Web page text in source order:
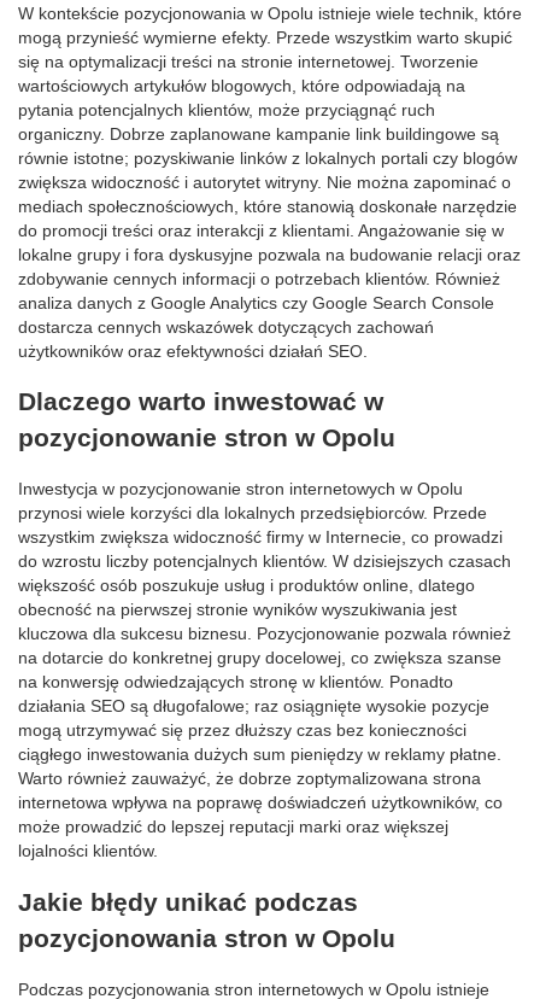
W kontekście pozycjonowania w Opolu istnieje wiele technik, które
mogą przynieść wymierne efekty. Przede wszystkim warto skupić
się na optymalizacji treści na stronie internetowej. Tworzenie
wartościowych artykułów blogowych, które odpowiadają na
pytania potencjalnych klientów, może przyciągnąć ruch
organiczny. Dobrze zaplanowane kampanie link buildingowe są
równie istotne; pozyskiwanie linków z lokalnych portali czy blogów
zwiększa widoczność i autorytet witryny. Nie można zapominać o
mediach społecznościowych, które stanowią doskonałe narzędzie
do promocji treści oraz interakcji z klientami. Angażowanie się w
lokalne grupy i fora dyskusyjne pozwala na budowanie relacji oraz
zdobywanie cennych informacji o potrzebach klientów. Również
analiza danych z Google Analytics czy Google Search Console
dostarcza cennych wskazówek dotyczących zachowań
użytkowników oraz efektywności działań SEO.
Dlaczego warto inwestować w
pozycjonowanie stron w Opolu
Inwestycja w pozycjonowanie stron internetowych w Opolu
przynosi wiele korzyści dla lokalnych przedsiębiorców. Przede
wszystkim zwiększa widoczność firmy w Internecie, co prowadzi
do wzrostu liczby potencjalnych klientów. W dzisiejszych czasach
większość osób poszukuje usług i produktów online, dlatego
obecność na pierwszej stronie wyników wyszukiwania jest
kluczowa dla sukcesu biznesu. Pozycjonowanie pozwala również
na dotarcie do konkretnej grupy docelowej, co zwiększa szanse
na konwersję odwiedzających stronę w klientów. Ponadto
działania SEO są długofalowe; raz osiągnięte wysokie pozycje
mogą utrzymywać się przez dłuższy czas bez konieczności
ciągłego inwestowania dużych sum pieniędzy w reklamy płatne.
Warto również zauważyć, że dobrze zoptymalizowana strona
internetowa wpływa na poprawę doświadczeń użytkowników, co
może prowadzić do lepszej reputacji marki oraz większej
lojalności klientów.
Jakie błędy unikać podczas
pozycjonowania stron w Opolu
Podczas pozycjonowania stron internetowych w Opolu istnieje